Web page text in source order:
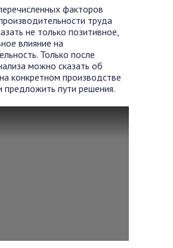
факторов
труда
не только позитивное,
влияние на
Только после
можно сказать об
конкретном производстве
предложить пути решения.